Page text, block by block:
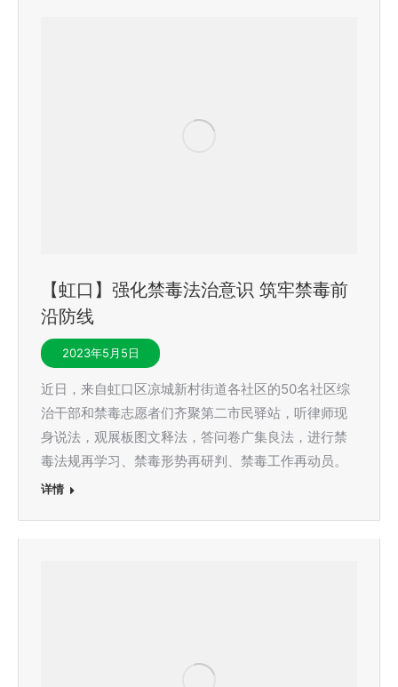
【虹口】强化禁毒法治意识 筑牢禁毒前
沿防线
2023年5月5日
近日，来自虹口区凉城新村街道各社区的50名社区综
治干部和禁毒志愿者们齐聚第二市民驿站，听律师现
身说法，观展板图文释法，答问卷广集良法，进行禁
毒法规再学习、禁毒形势再研判、禁毒工作再动员。
详情